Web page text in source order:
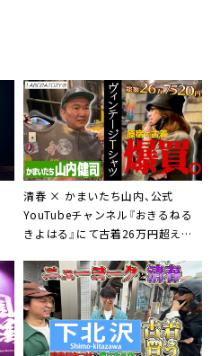
清春 × かまいたち山内、公式
YouTubeチャンネル『おきるねる
きよはる』にて古着26万円超えの